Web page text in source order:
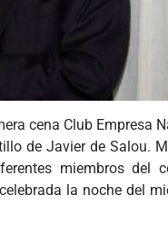
cena Club Empresa
de Javier de Salou.
miembros del
la noche del